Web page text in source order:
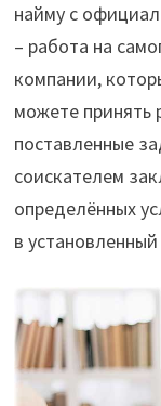
найму с
– работа на
компании,
можете принять
поставленные
соискателем
определённых
в установленный